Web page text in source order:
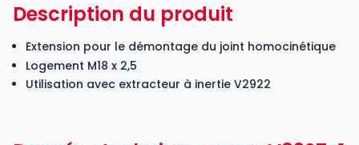
Description du produit
Extension pour le démontage du joint homocinétique
Logement M18 x 2,5
Utilisation avec extracteur à inertie V2922